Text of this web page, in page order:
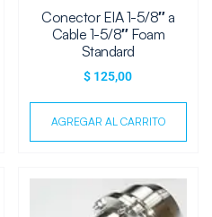
Conector EIA 1-5/8″ a
Cable 1-5/8″ Foam
Standard
$ 125,00
AGREGAR AL CARRITO